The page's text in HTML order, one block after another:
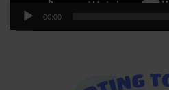
00:00